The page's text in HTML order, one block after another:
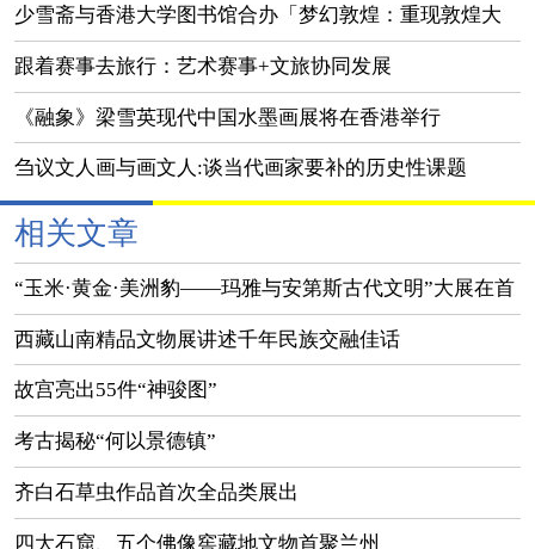
佳绩
少雪斋与香港大学图书馆合办「梦幻敦煌：重现敦煌大
美之境」展览
跟着赛事去旅行：艺术赛事+文旅协同发展
《融象》梁雪英现代中国水墨画展将在香港举行
刍议文人画与画文人:谈当代画家要补的历史性课题
相关文章
“玉米·黄金·美洲豹——玛雅与安第斯古代文明”大展在首
都博物馆开幕
西藏山南精品文物展讲述千年民族交融佳话
故宫亮出55件“神骏图”
考古揭秘“何以景德镇”
齐白石草虫作品首次全品类展出
四大石窟、五个佛像窖藏地文物首聚兰州